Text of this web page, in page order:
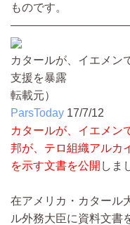
ものです。
カタールが、イエメン
支援を暴露
転載元）
ParsToday 17/7/12
カタールが、イエメン
邦が、テロ組織アルカ
を示す文書を公開 しま
在アメリカ・カタール
ル外務大臣に資料文書